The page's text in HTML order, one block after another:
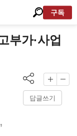
구독
부가·사업
답글쓰기